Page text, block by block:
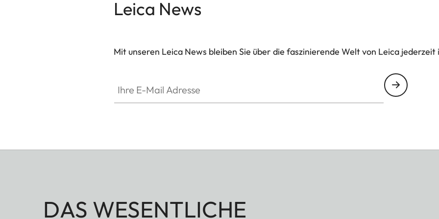
Leica News
Mit unseren Leica News bleiben Sie über die faszinierende Welt von Leica
DAS WESENTLICHE